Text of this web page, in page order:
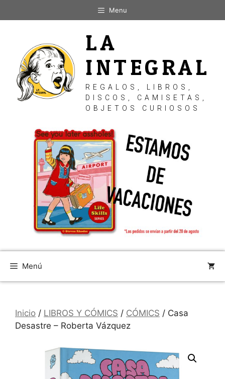
al
Menu
LA
INTEGRAL
REGALOS, LIBROS,
DISCOS, CAMISETAS,
OBJETOS CURIOSOS
Menú
Inicio / LIBROS Y CÓMICS / CÓMICS / Casa
Desastre – Roberta Vázquez